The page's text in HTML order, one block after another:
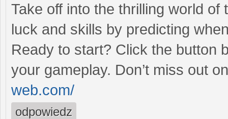
Take off into the thrilling world
luck and skills by predicting
Ready to start? Click the button
your gameplay. Don’t miss out
web.com/
odpowiedz